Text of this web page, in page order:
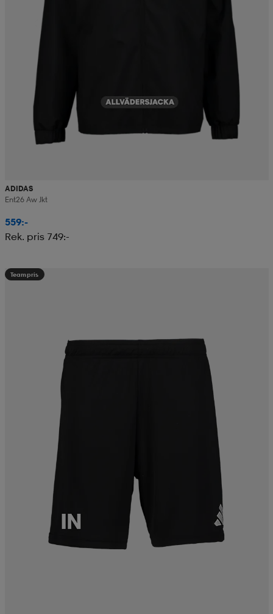
ADIDAS
Ent26 Aw Jkt
559:-
Rek. pris 749:-
Teampris